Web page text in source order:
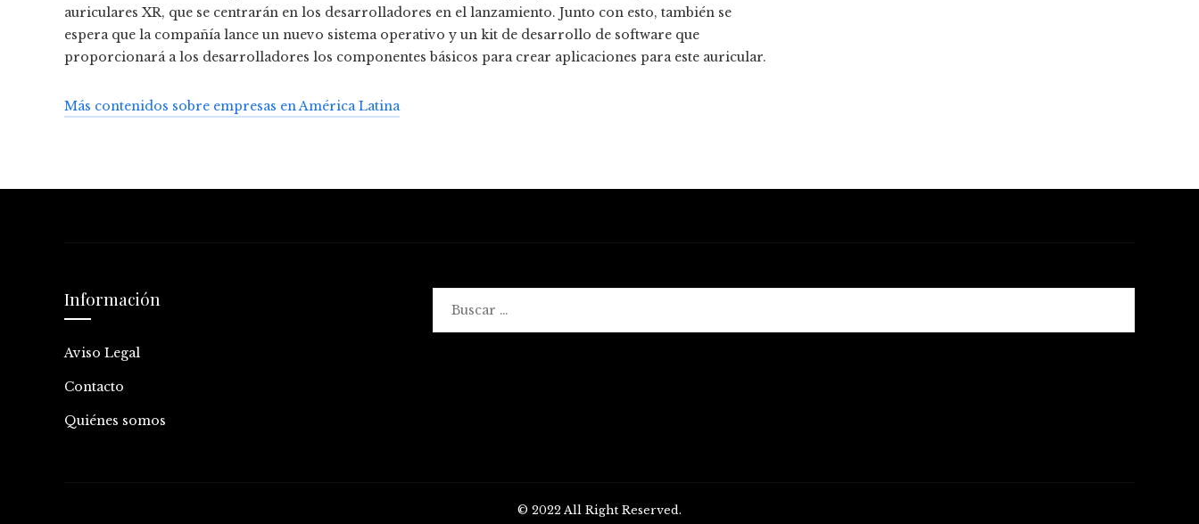
auriculares XR, que se centrarán en los desarrolladores en el lanzamiento. Junto con esto, también se
espera que la compañía lance un nuevo sistema operativo y un kit de desarrollo de software que
proporcionará a los desarrolladores los componentes básicos para crear aplicaciones para este auricular.
Más contenidos sobre empresas en América Latina
Información
Aviso Legal
Contacto
Quiénes somos
© 2022 All Right Reserved.